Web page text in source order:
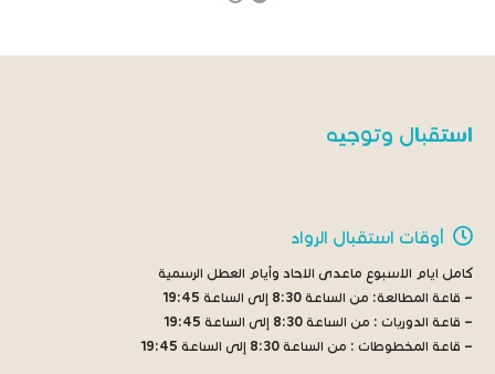
استقبال وتوجيه
أوقات استقبال الرواد
كامل ايام الاسبوع ماعدى الاحاد وأيام العطل الرسمية
– قاعة المطالعة: من الساعة 8:30 إلى الساعة 19:45
– قاعة الدوريات : من الساعة 8:30 إلى الساعة 19:45
– قاعة المخطوطات : من الساعة 8:30 إلى الساعة 19:45